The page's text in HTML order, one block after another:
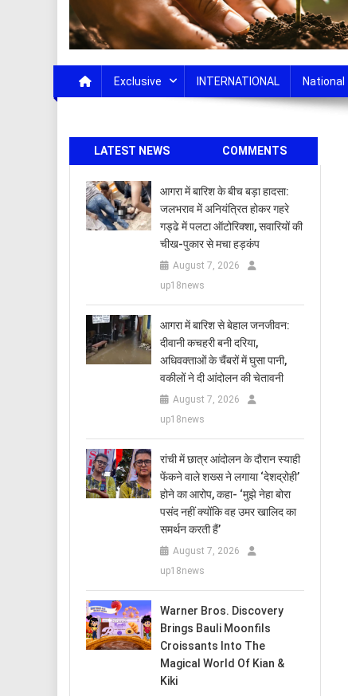
Exclusive INTERNATIONAL National
LATEST NEWS COMMENTS
आगरा में बारिश के बीच बड़ा हादसा:
जलभराव में अनियंत्रित होकर गहरे
गड्ढे में पलटा ऑटोरिक्शा, सवारियों की
चीख-पुकार से मचा हड़कंप
August 7, 2026
up18news
आगरा में बारिश से बेहाल जनजीवन:
दीवानी कचहरी बनी दरिया,
अधिवक्ताओं के चैंबरों में घुसा पानी,
वकीलों ने दी आंदोलन की चेतावनी
August 7, 2026
up18news
रांची में छात्र आंदोलन के दौरान स्याही
फेंकने वाले शख्स ने लगाया ‘देशद्रोही’
होने का आरोप, कहा- ‘मुझे नेहा बोरा
पसंद नहीं क्योंकि वह उमर खालिद का
समर्थन करती हैं’
August 7, 2026
up18news
Warner Bros. Discovery
Brings Bauli Moonfils
Croissants Into The
Magical World Of Kian &
Kiki